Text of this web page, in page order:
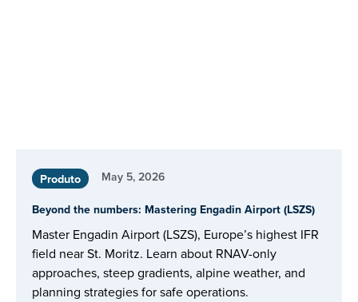
Produto May 5, 2026
Beyond the numbers: Mastering Engadin Airport (LSZS)
Master Engadin Airport (LSZS), Europe’s highest IFR
field near St. Moritz. Learn about RNAV-only
approaches, steep gradients, alpine weather, and
planning strategies for safe operations.